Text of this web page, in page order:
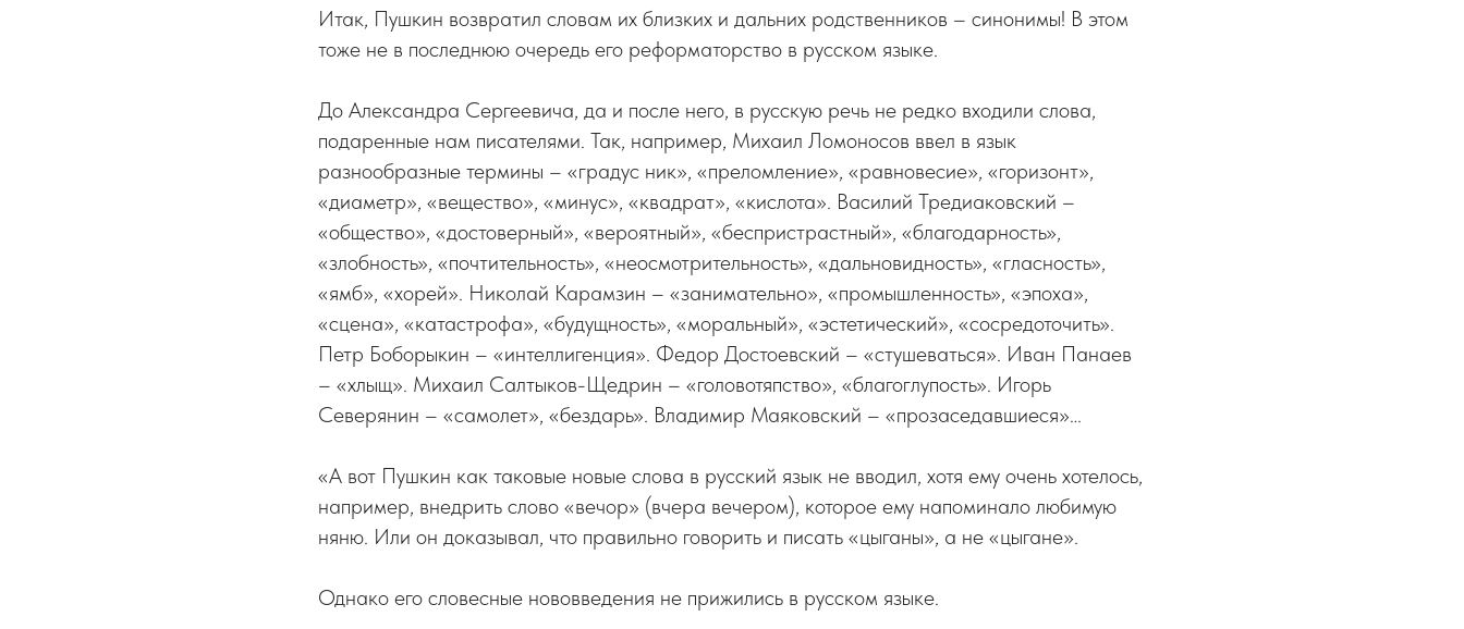
Итак, Пушкин возвратил словам их близких и дальних родственников – синонимы! В этом
тоже не в последнюю очередь его реформаторство в русском языке.
До Александра Сергеевича, да и после него, в русскую речь не редко входили слова,
подаренные нам писателями. Так, например, Михаил Ломоносов ввел в язык
разнообразные термины – «градус ник», «преломление», «равновесие», «горизонт»,
«диаметр», «вещество», «минус», «квадрат», «кислота». Василий Тредиаковский –
«общество», «достоверный», «вероятный», «беспристрастный», «благодарность»,
«злобность», «почтительность», «неосмотрительность», «дальновидность», «гласность»,
«ямб», «хорей». Николай Карамзин – «занимательно», «промышленность», «эпоха»,
«сцена», «катастрофа», «будущность», «моральный», «эстетический», «сосредоточить».
Петр Боборыкин – «интеллигенция». Федор Достоевский – «стушеваться». Иван Панаев
– «хлыщ». Михаил Салтыков-Щедрин – «головотяпство», «благоглупость». Игорь
Северянин – «самолет», «бездарь». Владимир Маяковский – «прозаседавшиеся»…
«А вот Пушкин как таковые новые слова в русский язык не вводил, хотя ему очень хотелось,
например, внедрить слово «вечор» (вчера вечером), которое ему напоминало любимую
няню. Или он доказывал, что правильно говорить и писать «цыганы», а не «цыгане».
Однако его словесные нововведения не прижились в русском языке.